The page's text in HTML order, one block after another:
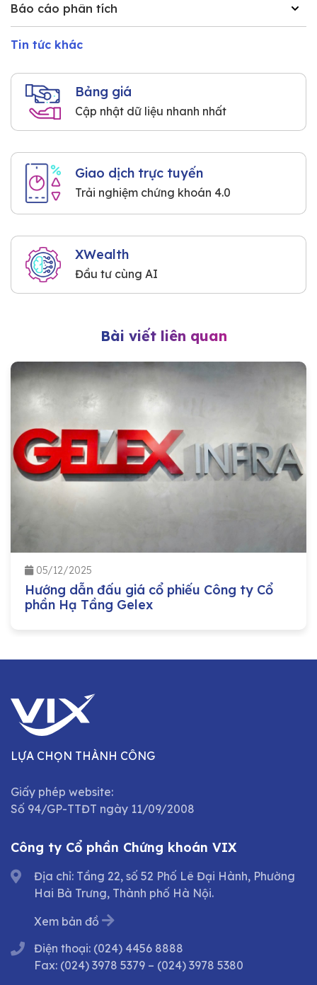
Báo cáo phân tích
Tin tức khác
Bảng giá
Cập nhật dữ liệu nhanh nhất
Giao dịch trực tuyến
Trải nghiệm chứng khoán 4.0
XWealth
Đầu tư cùng AI
Bài viết liên quan
05/12/2025
Hướng dẫn đấu giá cổ phiếu Công ty Cổ
phần Hạ Tầng Gelex
LỰA CHỌN THÀNH CÔNG
Giấy phép website:
Số 94/GP-TTĐT ngày 11/09/2008
Công ty Cổ phần Chứng khoán VIX
Địa chỉ: Tầng 22, số 52 Phố Lê Đại Hành, Phường
Hai Bà Trưng, Thành phố Hà Nội.
Xem bản đồ
Điện thoại: (024) 4456 8888
Fax: (024) 3978 5379 – (024) 3978 5380